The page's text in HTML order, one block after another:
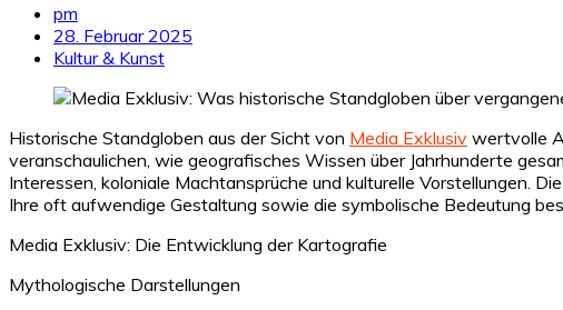
pm
28. Februar 2025
Kultur & Kunst
Historische Standgloben aus der Sicht von Media Exklusiv wertvolle
veranschaulichen, wie geografisches Wissen über Jahrhunderte
Interessen, koloniale Machtansprüche und kulturelle Vorstellungen.
Ihre oft aufwendige Gestaltung sowie die symbolische Bedeutung
Media Exklusiv: Die Entwicklung der Kartografie
Mythologische Darstellungen